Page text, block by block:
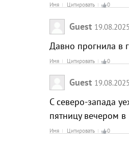
Имя Цитировать 0
Guest 19.08.2025
Давно прогнила в
Имя Цитировать 0
Guest 19.08.2025
С северо-запада
пятницу вечером
Имя Цитировать 0